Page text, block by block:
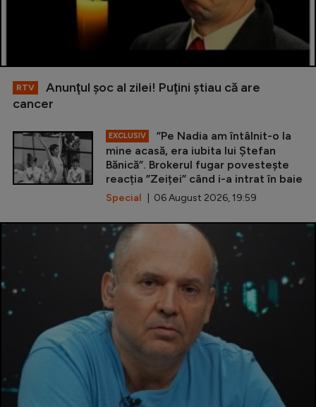
RTV
Anunţul şoc al zilei! Puţini ştiau că are
cancer
EXCLUSIV
”Pe Nadia am întâlnit-o la
mine acasă, era iubita lui Ștefan
Bănică”. Brokerul fugar povestește
reacția ”Zeiței” când i-a intrat în baie
Special | 06 August 2026, 19:59